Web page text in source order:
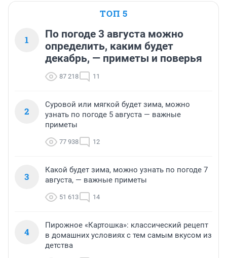
ТОП 5
1
По погоде 3 августа можно
определить, каким будет
декабрь, — приметы и поверья
87 218 11
2
Суровой или мягкой будет зима, можно
узнать по погоде 5 августа — важные
приметы
77 938 12
3
Какой будет зима, можно узнать по погоде 7
августа, — важные приметы
51 613 14
4
Пирожное «Картошка»: классический рецепт
в домашних условиях с тем самым вкусом из
детства